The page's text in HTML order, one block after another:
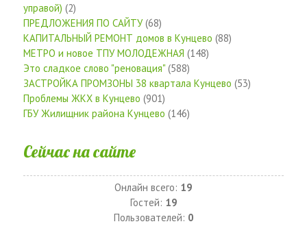
управой) (2)
ПРЕДЛОЖЕНИЯ ПО САЙТУ(68)
КАПИТАЛЬНЫЙ РЕМОНТ домов в Кунцево (88)
МЕТРО и новое ТПУ МОЛОДЕЖНАЯ (148)
Это сладкое слово "реновация" (588)
ЗАСТРОЙКА ПРОМЗОНЫ 38 квартала Кунцево (53)
Проблемы ЖКХ в Кунцево (901)
ГБУ Жилищник района Кунцево (146)
Сейчас на сайте
Онлайн всего: 19
Гостей: 19
Пользователей: 0